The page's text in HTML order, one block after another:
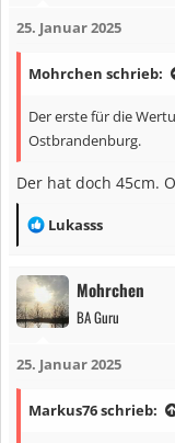
o
e
:
25. Januar 2025
Mohrchen schrieb:
Der erste für die
Ostbrandenburg.
Der hat doch 45cm.
R
a
k
t
o
e
Lukasss
Mohrchen
BA Guru
25. Januar 2025
Markus76 schrieb: